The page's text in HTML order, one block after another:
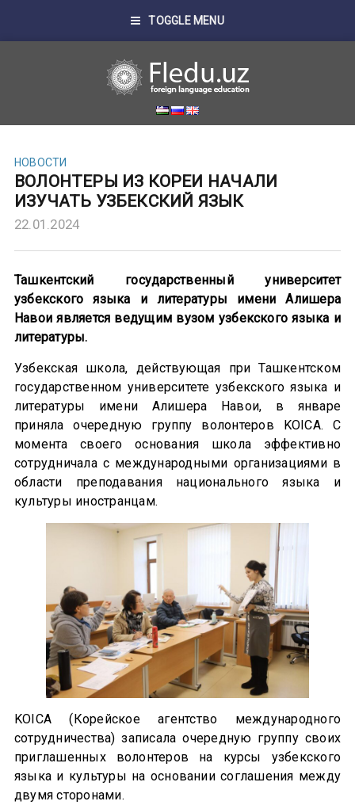
TOGGLE MENU
НОВОСТИ
ВОЛОНТЕРЫ ИЗ КОРЕИ НАЧАЛИ
ИЗУЧАТЬ УЗБЕКСКИЙ ЯЗЫК
22.01.2024
Ташкентский государственный университет
узбекского языка и литературы имени Алишера
Навои является ведущим вузом узбекского языка и
литературы.
Узбекская школа, действующая при Ташкентском
государственном университете узбекского языка и
литературы имени Алишера Навои, в январе
приняла очередную группу волонтеров KOICA. С
момента своего основания школа эффективно
сотрудничала с международными организациями в
области преподавания национального языка и
культуры иностранцам.
KOICA (Корейское агентство международного
сотрудничества) записала очередную группу своих
приглашенных волонтеров на курсы узбекского
языка и культуры на основании соглашения между
двумя сторонами.